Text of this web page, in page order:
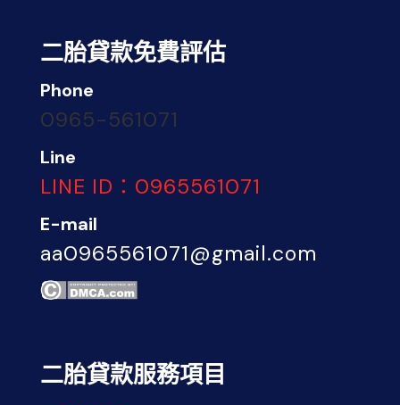
二胎貸款免費評估
Phone
0965-561071
Line
LINE ID：0965561071
E-mail
aa0965561071@gmail.com
二胎貸款服務項目